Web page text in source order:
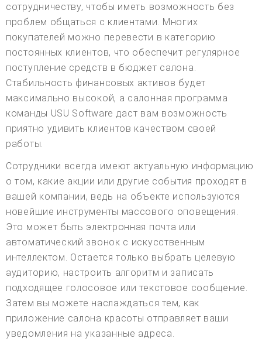
сотрудничеству, чтобы иметь возможность без
проблем общаться с клиентами. Многих
покупателей можно перевести в категорию
постоянных клиентов, что обеспечит регулярное
поступление средств в бюджет салона.
Стабильность финансовых активов будет
максимально высокой, а салонная программа
команды USU Software даст вам возможность
приятно удивить клиентов качеством своей
работы.
Сотрудники всегда имеют актуальную информацию
о том, какие акции или другие события проходят в
вашей компании, ведь на объекте используются
новейшие инструменты массового оповещения.
Это может быть электронная почта или
автоматический звонок с искусственным
интеллектом. Остается только выбрать целевую
аудиторию, настроить алгоритм и записать
подходящее голосовое или текстовое сообщение.
Затем вы можете наслаждаться тем, как
приложение салона красоты отправляет ваши
уведомления на указанные адреса.